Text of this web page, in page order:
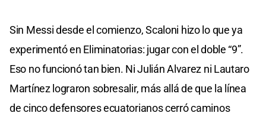
Sin Messi desde el comienzo, Scaloni hizo lo que ya
experimentó en Eliminatorias: jugar con el doble “9”.
Eso no funcionó tan bien. Ni Julián Alvarez ni Lautaro
Martínez lograron sobresalir, más allá de que la línea
de cinco defensores ecuatorianos cerró caminos